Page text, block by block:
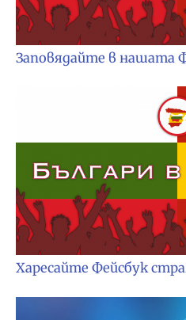
Заповядайте в нашата
Харесайте Фейсбук